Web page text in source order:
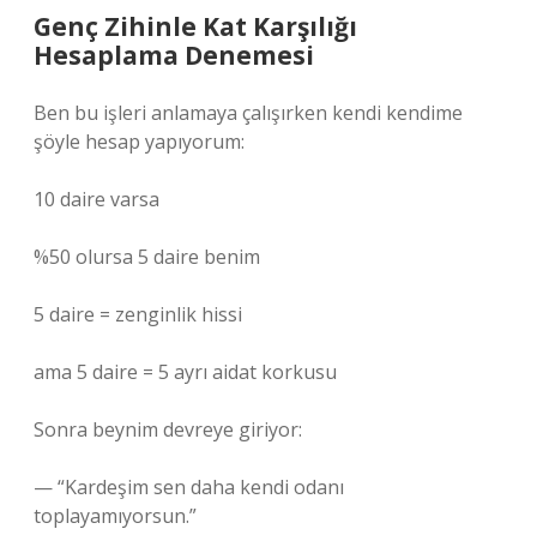
Genç Zihinle Kat Karşılığı
Hesaplama Denemesi
Ben bu işleri anlamaya çalışırken kendi kendime
şöyle hesap yapıyorum:
10 daire varsa
%50 olursa 5 daire benim
5 daire = zenginlik hissi
ama 5 daire = 5 ayrı aidat korkusu
Sonra beynim devreye giriyor:
— “Kardeşim sen daha kendi odanı
toplayamıyorsun.”